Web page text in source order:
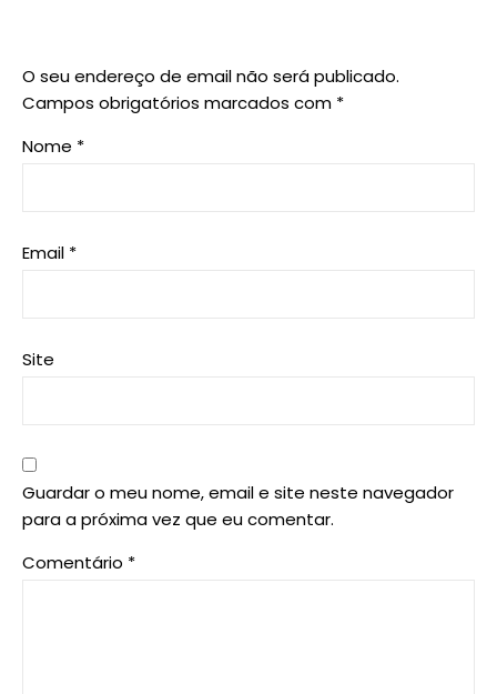
O seu endereço de email não será publicado.
Campos obrigatórios marcados com *
Nome *
Email *
Site
Guardar o meu nome, email e site neste navegador
para a próxima vez que eu comentar.
Comentário *